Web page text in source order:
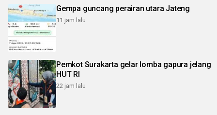
Gempa guncang perairan utara Jateng
11 jam lalu
Pemkot Surakarta gelar lomba gapura jelang
HUT RI
22 jam lalu